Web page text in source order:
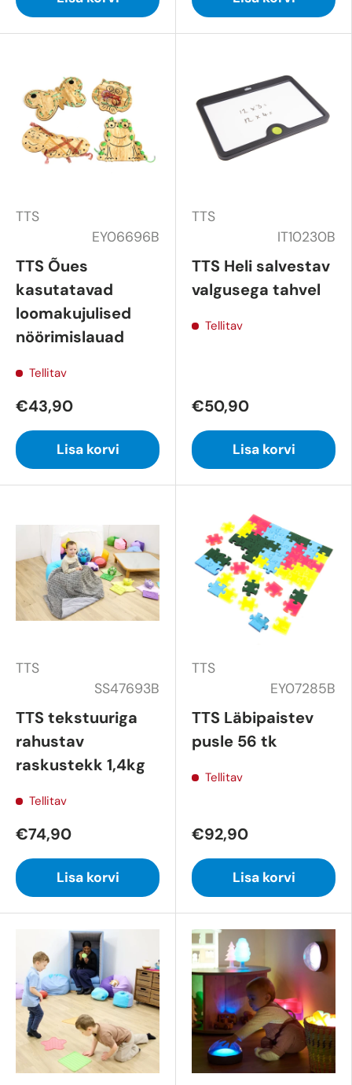
TTS
EY06696B
TTS Õues
kasutatavad
loomakujulised
nöörimislauad
Tellitav
€43,90
Lisa korvi
TTS
IT10230B
TTS Heli salvestav
valgusega tahvel
Tellitav
€50,90
Lisa korvi
TTS
SS47693B
TTS tekstuuriga
rahustav
raskustekk 1,4kg
Tellitav
€74,90
Lisa korvi
TTS
EY07285B
TTS Läbipaistev
pusle 56 tk
Tellitav
€92,90
Lisa korvi